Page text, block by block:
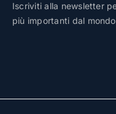
Iscriviti alla newsletter
più importanti dal